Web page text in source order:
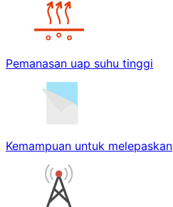
Pemanasan uap suhu tinggi
Kemampuan untuk melepaskan